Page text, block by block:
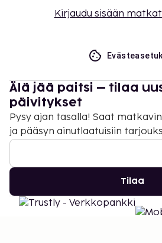
Kirjaudu sisään
Älä jää paitsi – tilaa
päivitykset
Pysy ajan tasalla! Saat
ja pääsyn ainutlaatuisiin
Tilaa